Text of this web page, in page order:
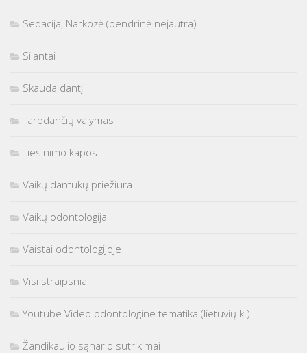
Sedacija, Narkozė (bendrinė nejautra)
Silantai
Skauda dantį
Tarpdančių valymas
Tiesinimo kapos
Vaikų dantukų priežiūra
Vaikų odontologija
Vaistai odontologijoje
Visi straipsniai
Youtube Video odontologine tematika (lietuvių k.)
Žandikaulio sąnario sutrikimai